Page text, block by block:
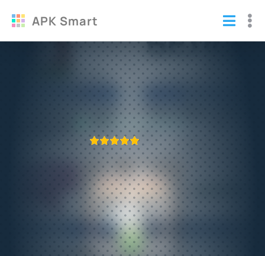
APK Smart
Torrent Stream Controller полная
версия
Программы
ПРИЛОЖЕНИЕ ПРОВЕРЕНО
643